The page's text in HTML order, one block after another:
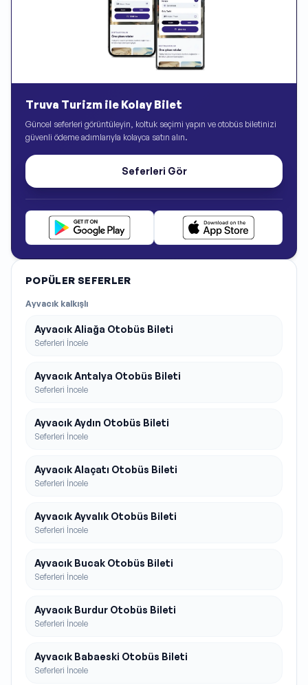
Truva Turizm ile Kolay Bilet
Güncel seferleri görüntüleyin, koltuk seçimi yapın ve otobüs biletinizi
güvenli ödeme adımlarıyla kolayca satın alın.
Seferleri Gör
POPÜLER SEFERLER
Ayvacık kalkışlı
Ayvacık Aliağa Otobüs Bileti
Seferleri İncele
Ayvacık Antalya Otobüs Bileti
Seferleri İncele
Ayvacık Aydın Otobüs Bileti
Seferleri İncele
Ayvacık Alaçatı Otobüs Bileti
Seferleri İncele
Ayvacık Ayvalık Otobüs Bileti
Seferleri İncele
Ayvacık Bucak Otobüs Bileti
Seferleri İncele
Ayvacık Burdur Otobüs Bileti
Seferleri İncele
Ayvacık Babaeski Otobüs Bileti
Seferleri İncele